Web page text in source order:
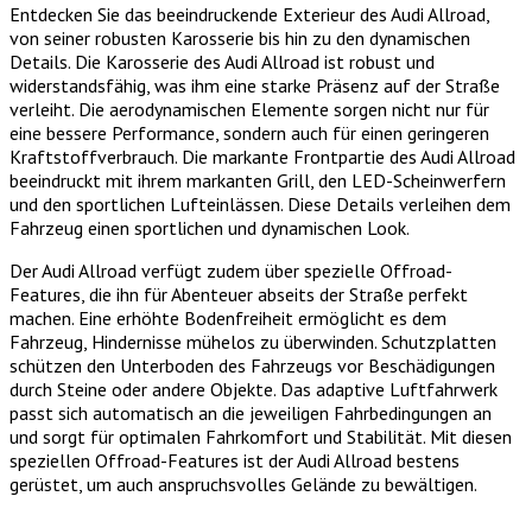
Entdecken Sie das beeindruckende Exterieur des Audi Allroad,
von seiner robusten Karosserie bis hin zu den dynamischen
Details. Die Karosserie des Audi Allroad ist robust und
widerstandsfähig, was ihm eine starke Präsenz auf der Straße
verleiht. Die aerodynamischen Elemente sorgen nicht nur für
eine bessere Performance, sondern auch für einen geringeren
Kraftstoffverbrauch. Die markante Frontpartie des Audi Allroad
beeindruckt mit ihrem markanten Grill, den LED-Scheinwerfern
und den sportlichen Lufteinlässen. Diese Details verleihen dem
Fahrzeug einen sportlichen und dynamischen Look.
Der Audi Allroad verfügt zudem über spezielle Offroad-
Features, die ihn für Abenteuer abseits der Straße perfekt
machen. Eine erhöhte Bodenfreiheit ermöglicht es dem
Fahrzeug, Hindernisse mühelos zu überwinden. Schutzplatten
schützen den Unterboden des Fahrzeugs vor Beschädigungen
durch Steine oder andere Objekte. Das adaptive Luftfahrwerk
passt sich automatisch an die jeweiligen Fahrbedingungen an
und sorgt für optimalen Fahrkomfort und Stabilität. Mit diesen
speziellen Offroad-Features ist der Audi Allroad bestens
gerüstet, um auch anspruchsvolles Gelände zu bewältigen.